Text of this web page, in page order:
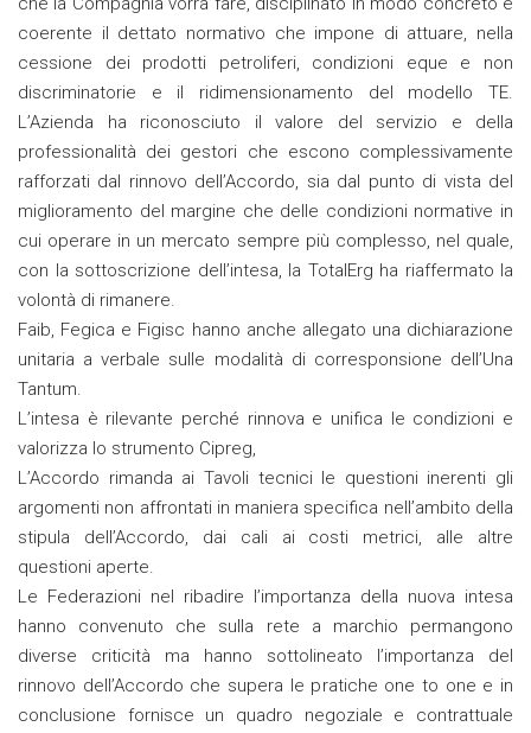
coerente il dettato normativo che impone di attuare, nella
cessione dei prodotti petroliferi, condizioni eque e non
discriminatorie e il ridimensionamento del modello TE.
L’Azienda ha riconosciuto il valore del servizio e della
professionalità dei gestori che escono complessivamente
rafforzati dal rinnovo dell’Accordo, sia dal punto di vista del
miglioramento del margine che delle condizioni normative in
cui operare in un mercato sempre più complesso, nel quale,
con la sottoscrizione dell’intesa, la TotalErg ha riaffermato la
volontà di rimanere.
Faib, Fegica e Figisc hanno anche allegato una dichiarazione
unitaria a verbale sulle modalità di corresponsione dell’Una
Tantum.
L’intesa è rilevante perché rinnova e unifica le condizioni e
valorizza lo strumento Cipreg,
L’Accordo rimanda ai Tavoli tecnici le questioni inerenti gli
argomenti non affrontati in maniera specifica nell’ambito della
stipula dell’Accordo, dai cali ai costi metrici, alle altre
questioni aperte.
Le Federazioni nel ribadire l’importanza della nuova intesa
hanno convenuto che sulla rete a marchio permangono
diverse criticità ma hanno sottolineato l’importanza del
rinnovo dell’Accordo che supera le pratiche one to one e in
conclusione fornisce un quadro negoziale e contrattuale